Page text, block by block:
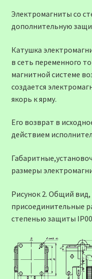
Электромагниты со
дополнительную
Катушка
в сеть переменного
магнитной системе
создается
якорь к ярму.
Его возврат в
действием
размеры
Рисунок 2. Общий
присоединительные
степенью защиты